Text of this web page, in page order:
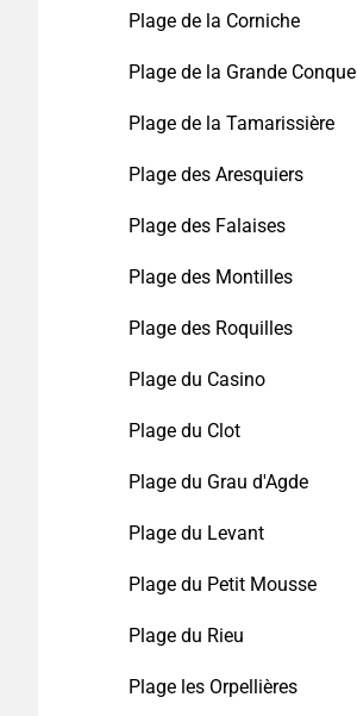
Plage de la Corniche
Plage de la Grande Conque
Plage de la Tamarissière
Plage des Aresquiers
Plage des Falaises
Plage des Montilles
Plage des Roquilles
Plage du Casino
Plage du Clot
Plage du Grau d'Agde
Plage du Levant
Plage du Petit Mousse
Plage du Rieu
Plage les Orpellières